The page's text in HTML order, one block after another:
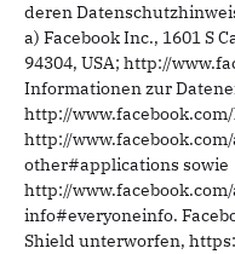
deren
a) Facebook Inc., 1601 S
94304, USA; http://
Informationen zur
http://
http://
other#applications sowie
http://
info#everyoneinfo.
Shield unterworfen,